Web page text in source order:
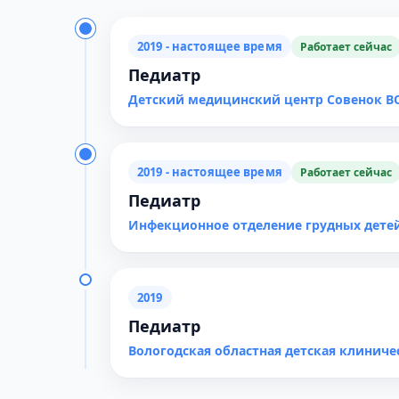
2019 - настоящее время Работает сейчас
Педиатр
Детский медицинский центр Совенок
2019 - настоящее время Работает сейчас
Педиатр
Инфекционное отделение грудных
2019
Педиатр
Вологодская областная детская